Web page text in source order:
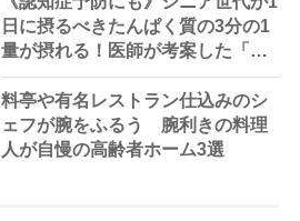
日に摂るべきたんぱく質の3分の1
量が摂れる！医師が考案した「長
生きスープ」レシピを紹介
料亭や有名レストラン仕込みのシ
ェフが腕をふるう 腕利きの料理
人が自慢の高齢者ホーム3選